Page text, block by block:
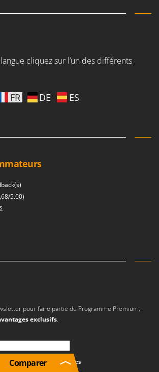
cliquez sur l’un des différents
FR DE ES
5.00)
pour faire partie du Programme Premium,
exclusifs.
des données personnelles
Comparer